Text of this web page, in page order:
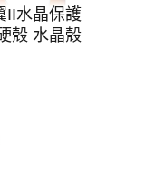
II水晶保護
殼 水晶殼